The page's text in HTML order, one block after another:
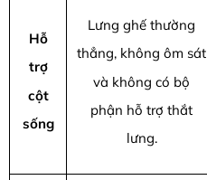
Hỗ
trợ
cột
sống
Lưng ghế thường
thẳng, không ôm sát
và không có bộ
phận hỗ trợ thắt
lưng.